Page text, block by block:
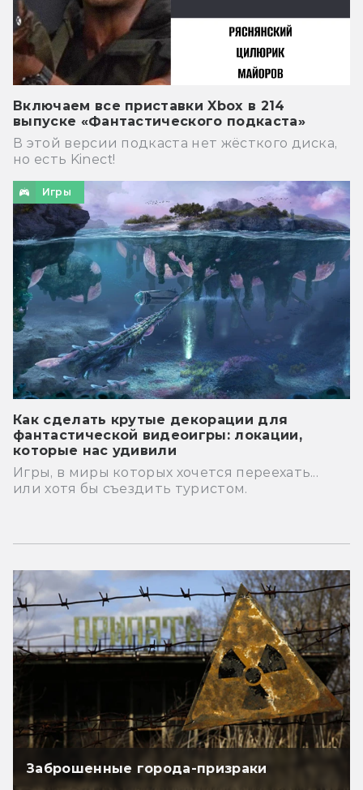
Включаем все приставки Xbox в 214
выпуске «Фантастического подкаста»
В этой версии подкаста нет жёсткого диска,
но есть Kinect!
Игры
Как сделать крутые декорации для
фантастической видеоигры: локации,
которые нас удивили
Игры, в миры которых хочется переехать...
или хотя бы съездить туристом.
Заброшенные города-призраки